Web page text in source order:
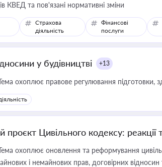
КВЕД та пов'язані нормативні зміни
Страхова
діяльність
Фінансові
послуги
у будівництві +13
охоплює правове регулювання підготовки,
проєкт Цивільного кодексу: реакції
охоплює оновлення та реформування
і немайнових прав, договірних